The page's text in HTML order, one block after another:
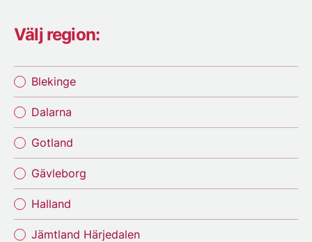
Välj region:
Blekinge
Dalarna
Gotland
Gävleborg
Halland
Jämtland Härjedalen